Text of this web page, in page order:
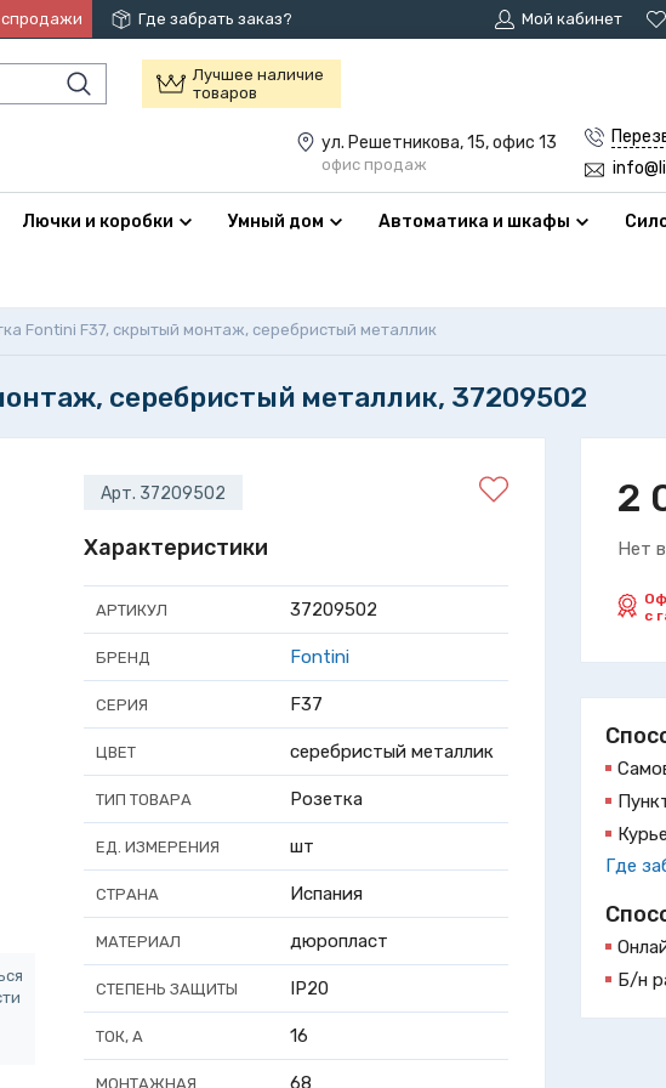
Где забрать заказ? Мой кабинет
Лучшее наличие
товаров
ул. Решетникова, 15, офис 13
офис продаж
Лючки и коробки Умный дом Автоматика и шкафы
Fontini F37, скрытый монтаж, серебристый металлик
серебристый металлик, 37209502
2
Нет
с
Где
Б/н
Арт. 37209502
Характеристики
АРТИКУЛ 37209502
БРЕНД Fontini
СЕРИЯ F37
ЦВЕТ серебристый металлик
ТИП ТОВАРА Розетка
ЕД. ИЗМЕРЕНИЯ шт
СТРАНА Испания
МАТЕРИАЛ дюропласт
СТЕПЕНЬ ЗАЩИТЫ IP20
ТОК, А 16
МОНТАЖНАЯ 68